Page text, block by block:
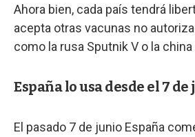
Ahora bien, cada país tendrá
acepta otras vacunas no
como la rusa Sputnik V o la
España lo usa desde el 7 de
El pasado 7 de junio España